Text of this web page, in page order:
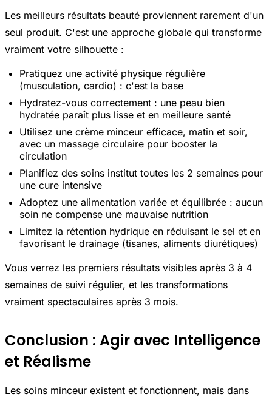
Les meilleurs résultats beauté proviennent rarement d'un
seul produit. C'est une approche globale qui transforme
vraiment votre silhouette :
Pratiquez une activité physique régulière
(musculation, cardio) : c'est la base
Hydratez-vous correctement : une peau bien
hydratée paraît plus lisse et en meilleure santé
Utilisez une crème minceur efficace, matin et soir,
avec un massage circulaire pour booster la
circulation
Planifiez des soins institut toutes les 2 semaines pour
une cure intensive
Adoptez une alimentation variée et équilibrée : aucun
soin ne compense une mauvaise nutrition
Limitez la rétention hydrique en réduisant le sel et en
favorisant le drainage (tisanes, aliments diurétiques)
Vous verrez les premiers résultats visibles après 3 à 4
semaines de suivi régulier, et les transformations
vraiment spectaculaires après 3 mois.
Conclusion : Agir avec Intelligence
et Réalisme
Les soins minceur existent et fonctionnent, mais dans